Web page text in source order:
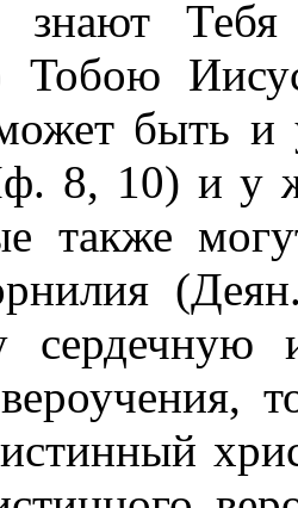
знают
Тобою
быть
8, 10) и у
также